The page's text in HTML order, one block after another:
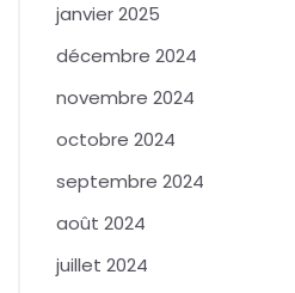
janvier 2025
décembre 2024
novembre 2024
octobre 2024
septembre 2024
août 2024
juillet 2024